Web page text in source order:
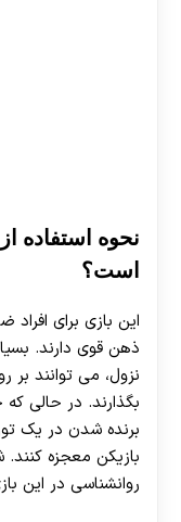
نحوه استفاده
است؟
این بازی برای
ذهن قوی دارند.
نزول، می توانند بر
بگذارند. در حالی
برنده شدن در یک
بازیکن معجزه کنند.
روانشناسی در این